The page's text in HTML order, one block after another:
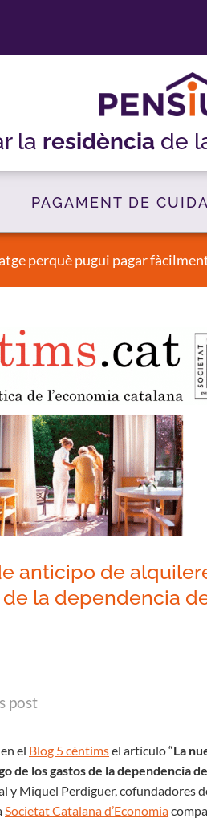
la residència de
PAGAMENT DE
perquè pugui pagar
anticipo de
la dependencia
post
el Blog 5 cèntimsel artículo “La
de los gastos de la dependencia
y Miquel Perdiguer, cofundadores
Societat Catalana d’Economia